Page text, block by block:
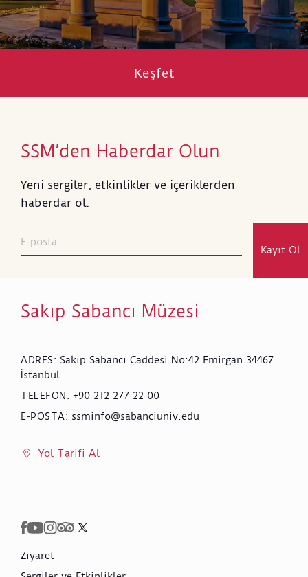
Keşfet
SSM’den Haberdar Olun
Yeni sergiler, etkinlikler ve içeriklerden
haberdar ol.
Kayıt Ol
Sakıp Sabancı Müzesi
ADRES: Sakıp Sabancı Caddesi No:42 Emirgan 34467
İstanbul
TELEFON : +90 212 277 22 00
E-POSTA: ssminfo@sabanciuniv.edu
Yol Tarifi Al
Ziyaret